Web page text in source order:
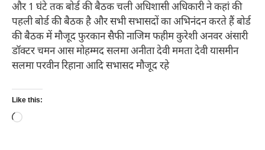
और 1 घंटे तक बोर्ड की बैठक चली अधिशासी अधिकारी ने कहां की
पहली बोर्ड की बैठक है और सभी सभासदों का अभिनंदन करते हैं बोर्ड
की बैठक में मौजूद फुरकान सैफी नाजिम फहीम कुरेशी अनवर अंसारी
डॉक्टर चमन आस मोहम्मद सलमा अनीता देवी ममता देवी यासमीन
सलमा परवीन रिहाना आदि सभासद मौजूद रहे
Like this:
Loading…